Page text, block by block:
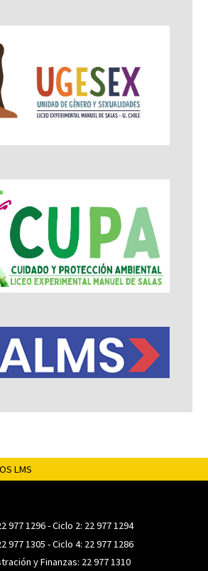
LMS
977 1296- Ciclo 2: 22 977 1294
977 1305 - Ciclo 4: 22 977 1286
y Finanzas: 22 977 1310